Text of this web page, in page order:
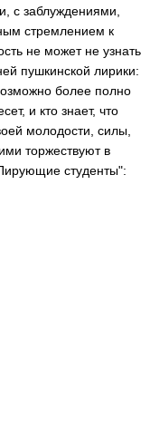
с заблуждениями,
стремлением к
не может не узнать
пушкинской лирики:
более полно
и кто знает, что
молодости, силы,
торжествуют в
студенты":